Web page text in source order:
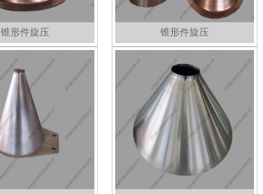
锥形件旋压 锥形件旋压